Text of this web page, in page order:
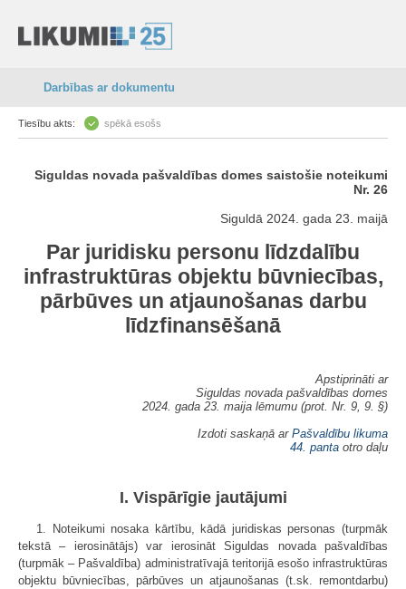
Darbības ar dokumentu
Tiesību akts: spēkā esošs
Siguldas novada pašvaldības domes saistošie noteikumi
Nr. 26
Siguldā 2024. gada 23. maijā
Par juridisku personu līdzdalību
infrastruktūras objektu būvniecības,
pārbūves un atjaunošanas darbu
līdzfinansēšanā
Apstiprināti ar
Siguldas novada pašvaldības domes
2024. gada 23. maija lēmumu (prot. Nr. 9, 9. §)
Izdoti saskaņā ar Pašvaldību likuma
44. panta otro daļu
I. Vispārīgie jautājumi
1. Noteikumi nosaka kārtību, kādā juridiskas personas (turpmāk
tekstā – ierosinātājs) var ierosināt Siguldas novada pašvaldības
(turpmāk – Pašvaldība) administratīvajā teritorijā esošo infrastruktūras
objektu būvniecības, pārbūves un atjaunošanas (t.sk. remontdarbu)